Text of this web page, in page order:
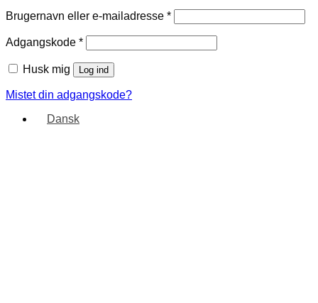
Brugernavn eller e-mailadresse *
Adgangskode *
Husk mig Log ind
Mistet din adgangskode?
Dansk